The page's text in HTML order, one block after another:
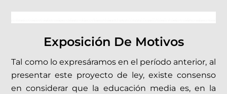
Exposición De Motivos
Tal como lo expresáramos en el período anterior, al
presentar este proyecto de ley, existe consenso
en considerar que la educación media es, en la